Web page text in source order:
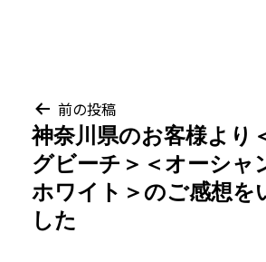
投
稿
ナ
ビ
前の投稿
神奈川県のお客様より
グビーチ＞＜オーシ
ホワイト＞のご感想を
した